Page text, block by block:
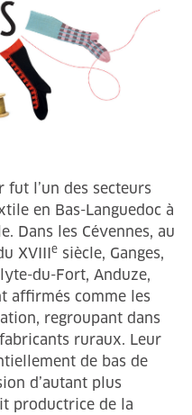
l’un des secteurs
en Bas-Languedoc à
Dans les Cévennes, au
XVIIIe siècle, Ganges,
du-Fort, Anduze,
affirmés comme les
regroupant dans
ruraux. Leur
de bas de
d’autant plus
productrice de la